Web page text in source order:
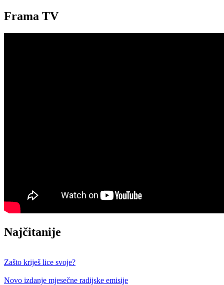
Frama TV
Najčitanije
Zašto kriješ lice svoje?
Novo izdanje mjesečne radijske emisije